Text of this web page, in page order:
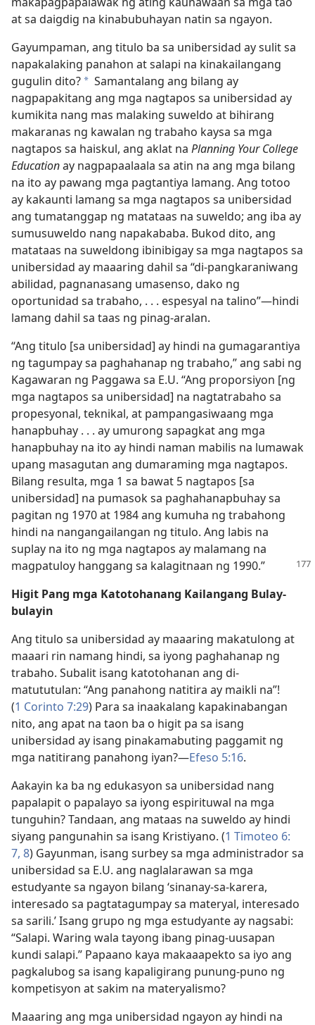
at sa daigdig na kinabubuhayan natin sa ngayon.
Gayumpaman, ang titulo ba sa unibersidad ay sulit sa
napakalaking panahon at salapi na kinakailangang
gugulin dito? a Samantalang ang bilang ay
nagpapakitang ang mga nagtapos sa unibersidad ay
kumikita nang mas malaking suweldo at bihirang
makaranas ng kawalan ng trabaho kaysa sa mga
nagtapos sa haiskul, ang aklat na Planning Your College
Educationay nagpapaalaala sa atin na ang mga bilang
na ito ay pawang mga pagtantiya lamang. Ang totoo
ay kakaunti lamang sa mga nagtapos sa unibersidad
ang tumatanggap ng matataas na suweldo; ang iba ay
sumusuweldo nang napakababa. Bukod dito, ang
matataas na suweldong ibinibigay sa mga nagtapos sa
unibersidad ay maaaring dahil sa “di-pangkaraniwang
abilidad, pagnanasang umasenso, dako ng
oportunidad sa trabaho, . . . espesyal na talino”​—hindi
lamang dahil sa taas ng pinag-aralan.
“Ang titulo [sa unibersidad] ay hindi na gumagarantiya
ng tagumpay sa paghahanap ng trabaho,” ang sabi ng
Kagawaran ng Paggawa sa E.U. “Ang proporsiyon [ng
mga nagtapos sa unibersidad] na nagtatrabaho sa
propesyonal, teknikal, at pampangasiwaang mga
hanapbuhay . . . ay umurong sapagkat ang mga
hanapbuhay na ito ay hindi naman mabilis na lumawak
upang masagutan ang dumaraming mga nagtapos.
Bilang resulta, mga 1 sa bawat 5 nagtapos [sa
unibersidad] na pumasok sa paghahanapbuhay sa
pagitan ng 1970 at 1984 ang kumuha ng trabahong
hindi na nangangailangan ng titulo. Ang labis na
suplay na ito ng mga nagtapos ay malamang na
magpatuloy hanggang sa kalagitnaan ng 1990.”
Higit Pang mga Katotohanang Kailangang Bulay-
bulayin
Ang titulo sa unibersidad ay maaaring makatulong at
maaari rin namang hindi, sa iyong paghahanap ng
trabaho. Subalit isang katotohanan ang di-
matututulan: “Ang panahong natitira ay maikli na”!
(1 Corinto 7:29) Para sa inaakalang kapakinabangan
nito, ang apat na taon ba o higit pa sa isang
unibersidad ay isang pinakamabuting paggamit ng
mga natitirang panahong iyan?​—Efeso 5:16.
Aakayin ka ba ng edukasyon sa unibersidad nang
papalapit o papalayo sa iyong espirituwal na mga
tunguhin? Tandaan, ang mataas na suweldo ay hindi
siyang pangunahin sa isang Kristiyano. (1 Timoteo 6:​
7, 8) Gayunman, isang surbey sa mga administrador sa
unibersidad sa E.U. ang naglalarawan sa mga
estudyante sa ngayon bilang ‘sinanay-sa-karera,
interesado sa pagtatagumpay sa materyal, interesado
sa sarili.’ Isang grupo ng mga estudyante ay nagsabi:
“Salapi. Waring wala tayong ibang pinag-uusapan
kundi salapi.” Papaano kaya makaaapekto sa iyo ang
pagkalubog sa isang kapaligirang punung-puno ng
kompetisyon at sakim na materyalismo?
Maaaring ang mga unibersidad ngayon ay hindi na